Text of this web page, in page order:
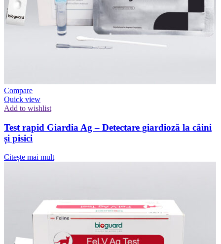
Compare
Quick view
Add to wishlist
Test rapid Giardia Ag – Detectare giardioză la câini
și pisici
Citește mai mult